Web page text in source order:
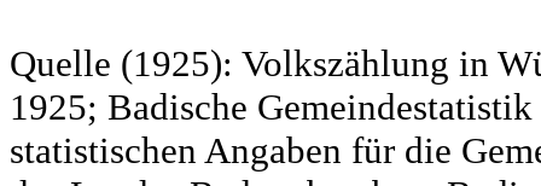
Quelle (1925): Volkszählung in
1925; Badische
statistischen Angaben für die